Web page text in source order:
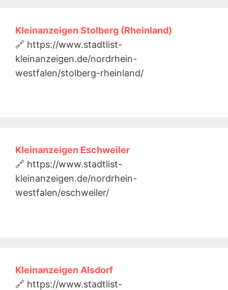
Kleinanzeigen Stolberg (Rheinland)
🔗 https://www.stadtlist-
kleinanzeigen.de/nordrhein-
westfalen/stolberg-rheinland/
Kleinanzeigen Eschweiler
🔗 https://www.stadtlist-
kleinanzeigen.de/nordrhein-
westfalen/eschweiler/
Kleinanzeigen Alsdorf
🔗 https://www.stadtlist-